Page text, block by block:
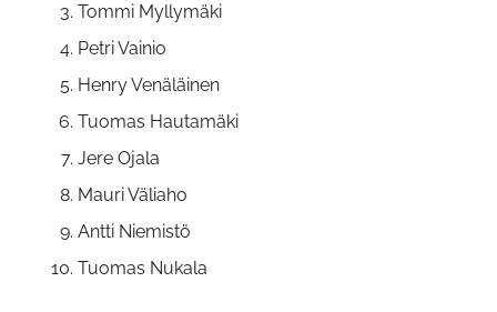
Tommi Myllymäki
Petri Vainio
Henry Venäläinen
Tuomas Hautamäki
Jere Ojala
Mauri Väliaho
Antti Niemistö
Tuomas Nukala